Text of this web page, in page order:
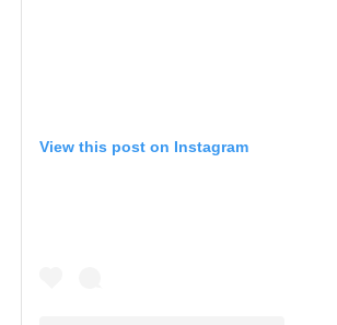
View this post on Instagram